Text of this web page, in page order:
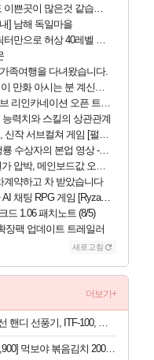
쁜곳이 많은것 같습니다
] 남해 독일마을
40레벨 하이와티아 5분 컷!｜에이메스·린네·모니에 명함
족여행을 다녀왔습니다.
만화 아시는 분 계신가요
리인카네이션 오픈 트레일러
력치와 스킬의 상관관계
브컬쳐 게임 [펄 인 블루] 티저 사이트 오픈
수상자의 본업 영상 - 스테이씨 윤
압박, 메인보드값 오르나
계약하고 차 받았습니다
팅 RPG 게임 [RyzaChat: AI] 공개
드 1.06 패치노트 (8/5)
장팩 업데이트 트레일러
새로고침
더보기+
55%할인!무선 핸디 선풍기, ITF-100, 화이트, 1개
[20,900 -> 12,900] 먹보야 볶음김치 200g 8봉지